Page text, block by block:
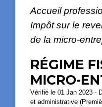
Accueil
Impôt sur le
de la micro-
RÉGIME
MICRO-
Vérifié le 01 Jan 2023 -
et administrative